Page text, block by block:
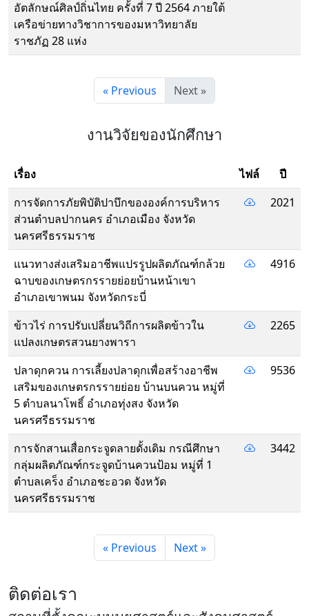
อัตลักษณ์ศิลป์ถิ่นไทย ครั้งที่ 7 ปี 2564 ภายใต้
เครือข่ายทางวิชาการของมหาวิทยาลัย
ราชภัฏ 28 แห่ง
« Previous Next »
งานวิจัยของนักศึกษา
เรื่อง ไฟล์
ปี
การจัดการภัยพิบัติปาบึกขององค์การบริหาร
ส่วนตําบลปากนคร อําเภอเมือง จังหวัด
นครศรีธรรมราช
2021
แนวทางส่งเสริมอาชีพแปรรูปผลิตภัณฑ์กล้วย
ฉาบของเกษตรกรรายย่อยบ้านหน้าเขา
อําเภอเขาพนม จังหวัดกระบี่
4916
ข้าวไร่ การปรับเปลี่ยนวิถีการผลิตข้าวใน
แปลงเกษตรสวนยางพารา
2265
ปลาดุกควน การเลี้ยงปลาดุกเพื่อสร้างอาชีพ
เสริมของเกษตรกรรายย่อย บ้านบนควน หมู่ที่
5 ตำบลนาโพธิ์ อำเภอทุ่งสง จังหวัด
นครศรีธรรมราช
9536
การจักสานเสื่อกระจูดลายดั้งเดิม กรณีศึกษา
กลุ่มผลิตภัณฑ์กระจูดบ้านควนป้อม หมู่ที่ 1
ตําบลเคร็ง อําเภอชะอวด จังหวัด
นครศรีธรรมราช
3442
« Previous Next »
ติดต่อเรา